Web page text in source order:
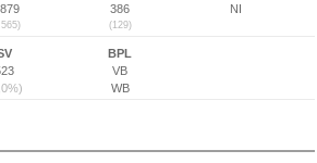
386
(129)
NI
BPL
VB
WB